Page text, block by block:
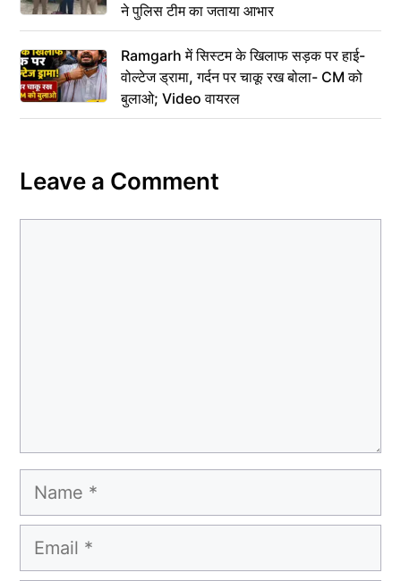
ने पुलिस टीम का जताया आभार
Ramgarh में सिस्टम के खिलाफ सड़क पर हाई-
वोल्टेज ड्रामा, गर्दन पर चाकू रख बोला- CM को
बुलाओ; Video वायरल
Leave a Comment
Name
Email